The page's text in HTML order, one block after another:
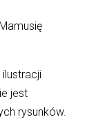
jest
rysunków.